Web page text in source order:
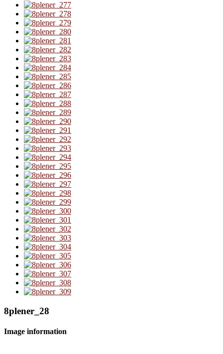
8plener_28
Image information